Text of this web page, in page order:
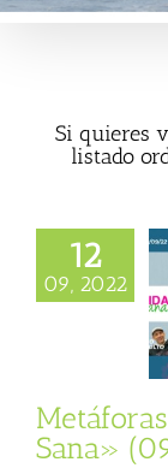
Si quieres
listado
12
09, 2022
de salud, en
(09/09/2022)
Sana»